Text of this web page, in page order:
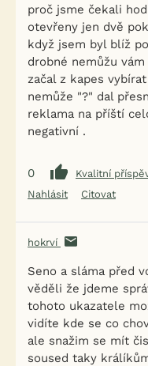
proč jsme čekali
otevřeny jen dvě
když jsem byl blíž
drobné nemůžu
začal z kapes
nemůže "?" dal
reklama na příští
negativní .
0
Kvalitní
Nahlásit
Citovat
hokrví
Seno a sláma před
věděli že jdeme
tohoto ukazatele
vidíte kde se co
ale snažim se mít
soused taky